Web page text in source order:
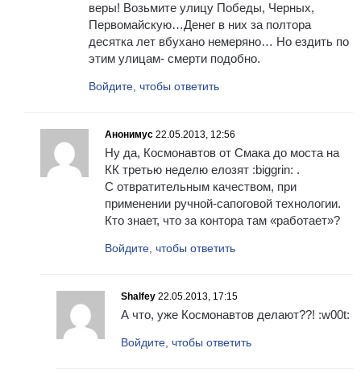
веры! Возьмите улицу Победы, Черных,
Первомайскую…Денег в них за полтора
десятка лет вбухано немеряно… Но ездить по
этим улицам- смерти подобно.
Войдите, чтобы ответить
Анонимус 22.05.2013, 12:56
Ну да, Космонавтов от Смака до моста на
КК третью неделю елозят :biggrin: .
С отвратительным качеством, при
применении ручной-сапоговой технологии.
Кто знает, что за контора там «работает»?
Войдите, чтобы ответить
Shalfey 22.05.2013, 17:15
А что, уже Космонавтов делают??! :w00t:
Войдите, чтобы ответить